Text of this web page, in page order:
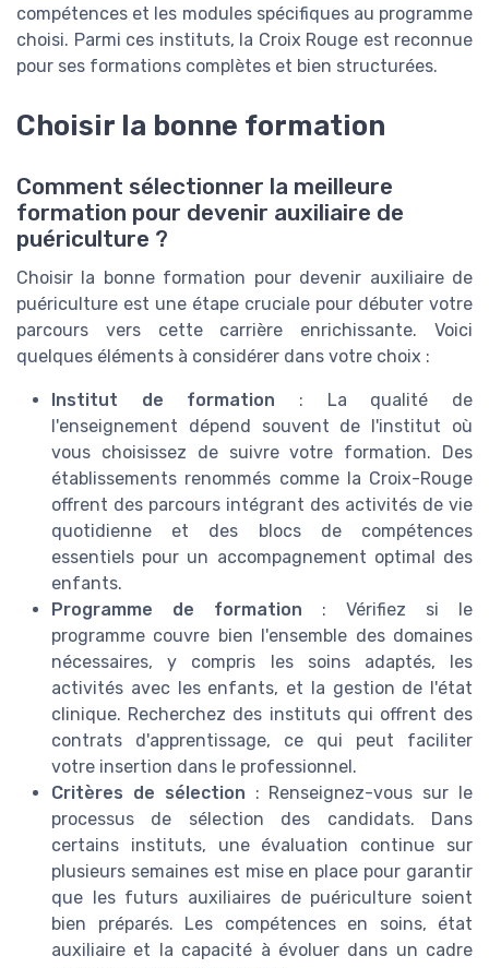
compétences et les modules spécifiques au programme
choisi. Parmi ces instituts, la Croix Rouge est reconnue
pour ses formations complètes et bien structurées.
Choisir la bonne formation
Comment sélectionner la meilleure
formation pour devenir auxiliaire de
puériculture ?
Choisir la bonne formation pour devenir auxiliaire de
puériculture est une étape cruciale pour débuter votre
parcours vers cette carrière enrichissante. Voici
quelques éléments à considérer dans votre choix :
Institut de formation : La qualité de
l'enseignement dépend souvent de l'institut où
vous choisissez de suivre votre formation. Des
établissements renommés comme la Croix-Rouge
offrent des parcours intégrant des activités de vie
quotidienne et des blocs de compétences
essentiels pour un accompagnement optimal des
enfants.
Programme de formation : Vérifiez si le
programme couvre bien l'ensemble des domaines
nécessaires, y compris les soins adaptés, les
activités avec les enfants, et la gestion de l'état
clinique. Recherchez des instituts qui offrent des
contrats d'apprentissage, ce qui peut faciliter
votre insertion dans le professionnel.
Critères de sélection : Renseignez-vous sur le
processus de sélection des candidats. Dans
certains instituts, une évaluation continue sur
plusieurs semaines est mise en place pour garantir
que les futurs auxiliaires de puériculture soient
bien préparés. Les compétences en soins, état
auxiliaire et la capacité à évoluer dans un cadre